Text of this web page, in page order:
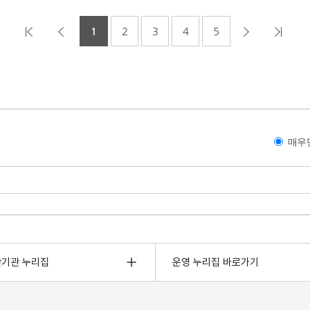
1 2 3 4 5
매우
관 누리집 운영 누리집 바로가기